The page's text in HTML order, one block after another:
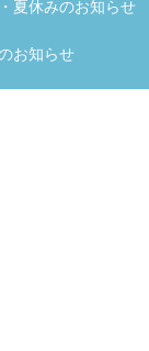
夏休みのお知らせ
お知らせ